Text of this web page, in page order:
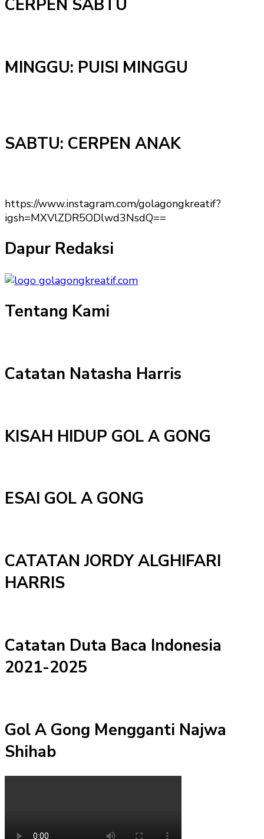
CERPEN SABTU
MINGGU: PUISI MINGGU
SABTU: CERPEN ANAK
https://www.instagram.com/golagongkreatif?
igsh=MXVlZDR5ODlwd3NsdQ==
Dapur Redaksi
Tentang Kami
Catatan Natasha Harris
KISAH HIDUP GOL A GONG
ESAI GOL A GONG
CATATAN JORDY ALGHIFARI
HARRIS
Catatan Duta Baca Indonesia
2021-2025
Gol A Gong Mengganti Najwa
Shihab